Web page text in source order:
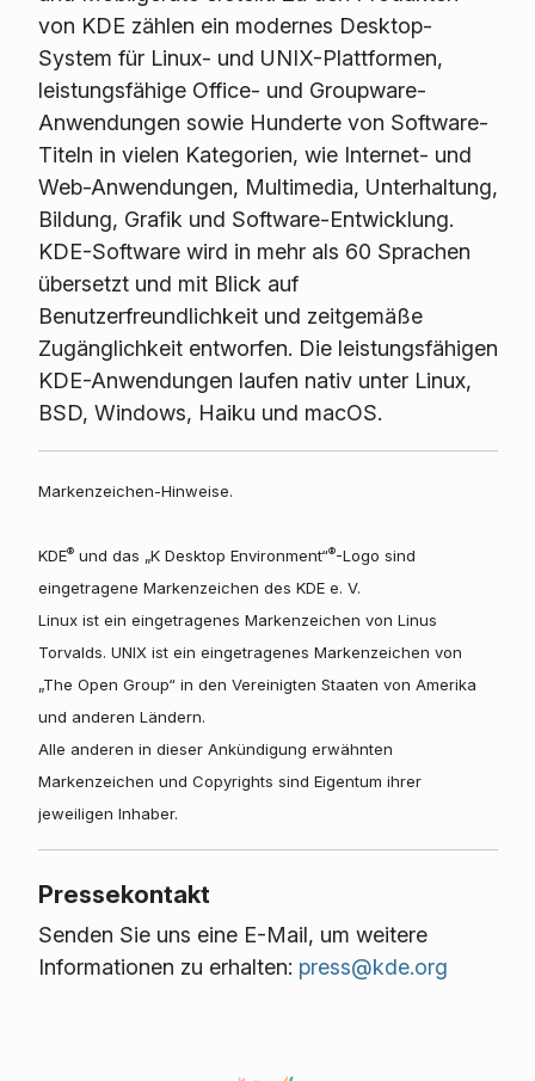
von KDE zählen ein modernes Desktop-
System für Linux- und UNIX-Plattformen,
leistungsfähige Office- und Groupware-
Anwendungen sowie Hunderte von Software-
Titeln in vielen Kategorien, wie Internet- und
Web-Anwendungen, Multimedia, Unterhaltung,
Bildung, Grafik und Software-Entwicklung.
KDE-Software wird in mehr als 60 Sprachen
übersetzt und mit Blick auf
Benutzerfreundlichkeit und zeitgemäße
Zugänglichkeit entworfen. Die leistungsfähigen
KDE-Anwendungen laufen nativ unter Linux,
BSD, Windows, Haiku und macOS.
Markenzeichen-Hinweise.
KDE®und das „K Desktop Environment“®-Logo sind
eingetragene Markenzeichen des KDE e. V.
Linux ist ein eingetragenes Markenzeichen von Linus
Torvalds. UNIX ist ein eingetragenes Markenzeichen von
„The Open Group“ in den Vereinigten Staaten von Amerika
und anderen Ländern.
Alle anderen in dieser Ankündigung erwähnten
Markenzeichen und Copyrights sind Eigentum ihrer
jeweiligen Inhaber.
Pressekontakt
Senden Sie uns eine E-Mail, um weitere
Informationen zu erhalten: press@kde.org